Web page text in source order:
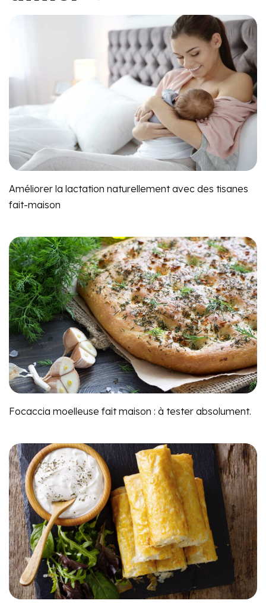
Améliorer la lactation naturellement avec des tisanes
fait-maison
Focaccia moelleuse fait maison : à tester absolument.